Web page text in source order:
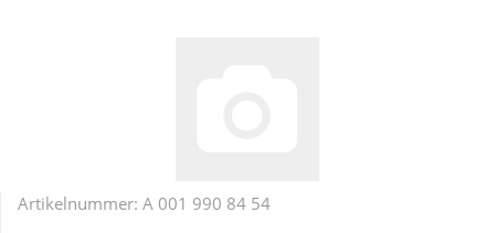
Artikelnummer: A 001 990 84 54